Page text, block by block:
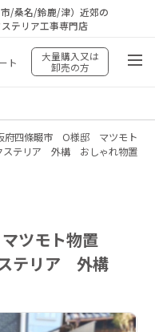
/桑名/鈴鹿/津）近郊の
テリア工事専門店
ト
大量購入又は
卸売の方
府四條畷市 O様邸 マツモト
テリア 外構 おしゃれ物置
ツモト物置
テリア 外構